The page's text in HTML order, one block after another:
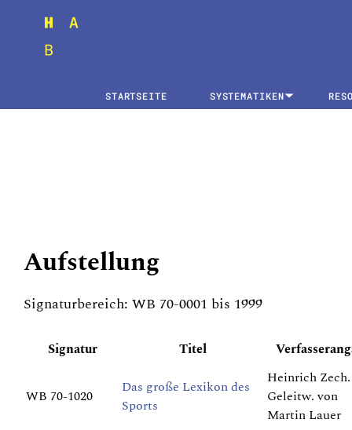
STARTSEITE SYSTEMATIKEN
Aufstellung
Signaturbereich: WB 70-0001 bis 1999
Signatur Titel
WB 70-1020
Das große Lexikon des
Sports
Heinrich Zech.
Geleitw. von
Martin Lauer